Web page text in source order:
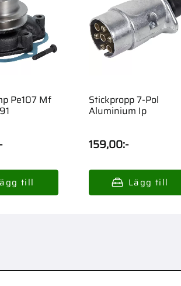
Pe107 Mf Stickpropp 7-Pol
Aluminium Ip
159,00:-